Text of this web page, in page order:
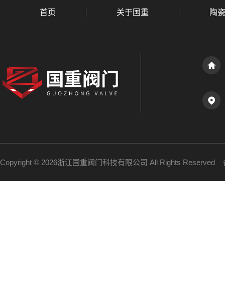
首页 关于国重 陶
Copyright © 2026浙江国重阀门科技有限公司 All Rights Reserved